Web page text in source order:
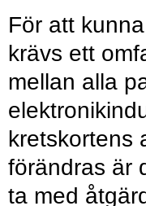
För att
krävs ett
mellan alla
kretskortens
förändras är
ta med